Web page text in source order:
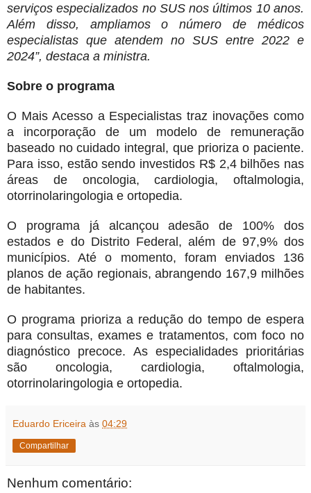
serviços especializados no SUS nos últimos 10 anos.
Além disso, ampliamos o número de médicos
especialistas que atendem no SUS entre 2022 e
2024”, destaca a ministra.
Sobre o programa
O Mais Acesso a Especialistas traz inovações como
a incorporação de um modelo de remuneração
baseado no cuidado integral, que prioriza o paciente.
Para isso, estão sendo investidos R$ 2,4 bilhões nas
áreas de oncologia, cardiologia, oftalmologia,
otorrinolaringologia e ortopedia.
O programa já alcançou adesão de 100% dos
estados e do Distrito Federal, além de 97,9% dos
municípios. Até o momento, foram enviados 136
planos de ação regionais, abrangendo 167,9 milhões
de habitantes.
O programa prioriza a redução do tempo de espera
para consultas, exames e tratamentos, com foco no
diagnóstico precoce. As especialidades prioritárias
são oncologia, cardiologia, oftalmologia,
otorrinolaringologia e ortopedia.
Eduardo Ericeira às 04:29
Compartilhar
Nenhum comentário: